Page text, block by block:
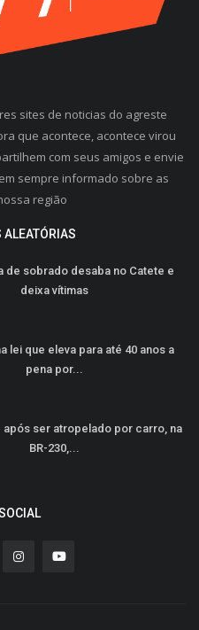
sites de noticias do agreste
que acontece, acontece virou
com seus amigos e envie
sempre informado sobre as
região
ALEATÓRIAS
de sobrado desaba no Catete e
deixa vítimas
lei que eleva para até 40 anos a
pena por...
após ser atropelado por carro, na
BR-230,...